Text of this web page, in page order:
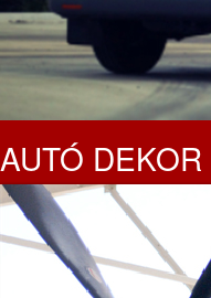
AUTÓ DEKOR